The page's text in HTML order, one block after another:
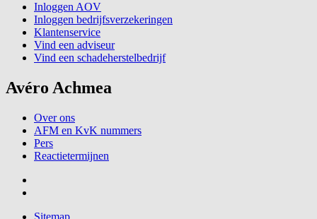
Inloggen AOV
Inloggen bedrijfsverzekeringen
Klantenservice
Vind een adviseur
Vind een schadeherstelbedrijf
Avéro Achmea
Over ons
AFM en KvK nummers
Pers
Reactietermijnen
Sitemap